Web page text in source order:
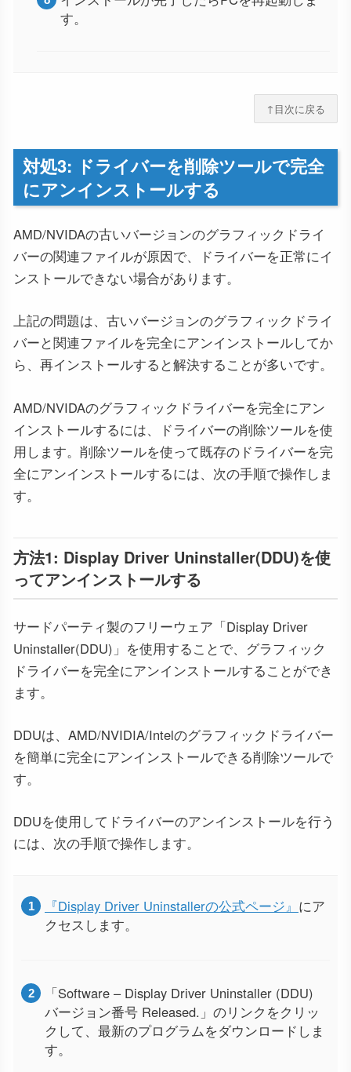
す。
↑目次に戻る
対処3: ドライバーを削除ツールで完全
にアンインストールする
AMD/NVIDAの古いバージョンのグラフィックドライ
バーの関連ファイルが原因で、ドライバーを正常にイ
ンストールできない場合があります。
上記の問題は、古いバージョンのグラフィックドライ
バーと関連ファイルを完全にアンインストールしてか
ら、再インストールすると解決することが多いです。
AMD/NVIDAのグラフィックドライバーを完全にアン
インストールするには、ドライバーの削除ツールを使
用します。削除ツールを使って既存のドライバーを完
全にアンインストールするには、次の手順で操作しま
す。
方法1: Display Driver Uninstaller(DDU)を使
ってアンインストールする
サードパーティ製のフリーウェア「Display Driver
Uninstaller(DDU)」を使用することで、グラフィック
ドライバーを完全にアンインストールすることができ
ます。
DDUは、AMD/NVIDIA/Intelのグラフィックドライバー
を簡単に完全にアンインストールできる削除ツールで
す。
DDUを使用してドライバーのアンインストールを行う
には、次の手順で操作します。
『Display Driver Uninstallerの公式ページ』 にア
クセスします。
「Software – Display Driver Uninstaller (DDU)
バージョン番号 Released.」のリンクをクリッ
クして、最新のプログラムをダウンロードしま
す。